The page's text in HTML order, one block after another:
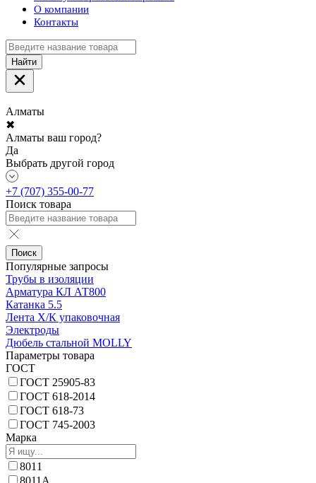
О компании
Контакты
Найти
Алматы
✖
Алматы ваш город?
Да
Выбрать другой город
+7 (707) 355-00-77
Поиск товара
Поиск
Популярные запросы
Трубы в изоляции
Арматура КЛ АТ800
Катанка 5.5
Лента Х/К упаковочная
Электроды
Дюбель стальной MOLLY
Параметры товара
ГОСТ
ГОСТ 25905-83
ГОСТ 618-2014
ГОСТ 618-73
ГОСТ 745-2003
Марка
8011